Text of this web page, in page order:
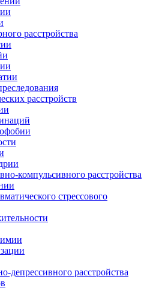
расстройства
расстройств
компульсивного расстройства
стрессового
депрессивного расстройства